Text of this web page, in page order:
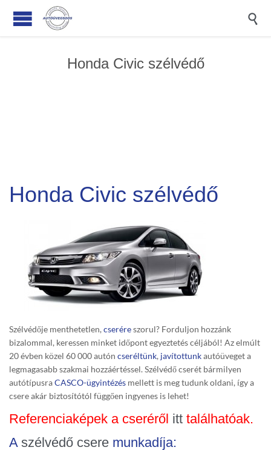

Honda Civic szélvédő
Honda Civic szélvédő
Szélvédője menthetetlen, cseréreszorul? Forduljon hozzánk
bizalommal, keressen minket időpont egyeztetés céljából! Az elmúlt
20 évben közel 60 000 autón cseréltünk, javítottunkautóüveget a
legmagasabb szakmai hozzáértéssel. Szélvédő cserét bármilyen
autótípusraCASCO-ügyintézés mellett is meg tudunk oldani, így a
csere akár biztosítótól függően ingyenes is lehet!
Referenciaképek a cseréről itt találhatóak.
A szélvédő csere munkadíja: